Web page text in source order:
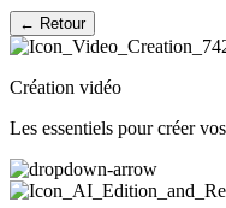
← Retour
Création vidéo
Les essentiels pour créer